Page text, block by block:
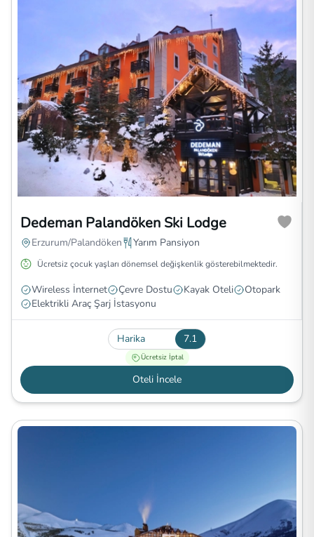
Dedeman Palandöken Ski Lodge
Erzurum/Palandöken Yarım Pansiyon
Ücretsiz çocuk yaşları dönemsel değişkenlik gösterebilmektedir.
Wireless İnternet Çevre Dostu Kayak Oteli
Otopark
Elektrikli Araç Şarj İstasyonu
Harika 7.1
Ücretsiz İptal
Oteli İncele